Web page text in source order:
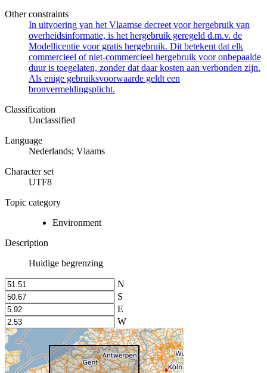
Other constraints
In uitvoering van het Vlaamse decreet voor hergebruik van
overheidsinformatie, is het hergebruik geregeld d.m.v. de
Modellicentie voor gratis hergebruik. Dit betekent dat elk
commercieel of niet-commercieel hergebruik voor onbepaalde
duur is toegelaten, zonder dat daar kosten aan verbonden zijn.
Als enige gebruiksvoorwaarde geldt een
bronvermeldingsplicht.
Classification
Unclassified
Language
Nederlands; Vlaams
Character set
UTF8
Topic category
Environment
Description
Huidige begrenzing
N
S
E
W